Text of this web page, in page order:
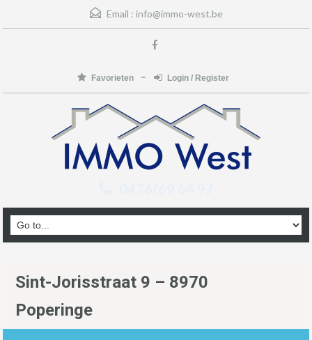
Email : info@immo-west.be
Favorieten Login / Register
Sint-Jorisstraat 9 – 8970
Poperinge